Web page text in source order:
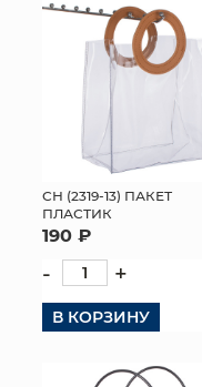
СН (2319-13) ПАКЕТ
ПЛАСТИК
190 ₽
- +
В КОРЗИНУ